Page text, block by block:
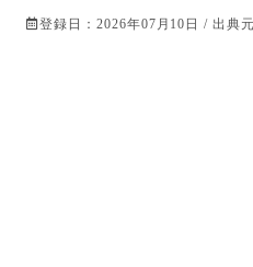
登録日：2026年07月10日 / 出典